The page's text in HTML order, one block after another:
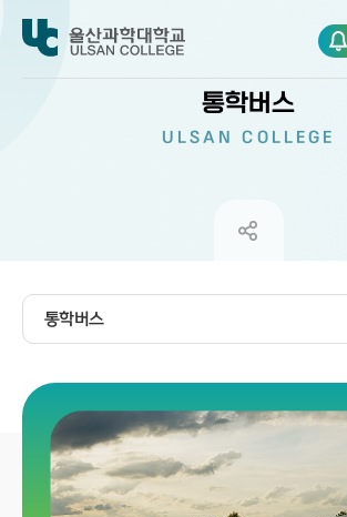
통학버스
ULSAN COLLEGE
통학버스